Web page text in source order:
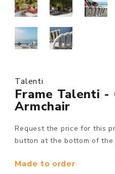
Talenti
Frame Talenti -
Armchair
Request the price for this
button at the bottom of the
Made to order